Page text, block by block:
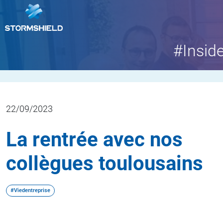
22/09/2023
La rentrée avec nos
collègues toulousains
#Viedentreprise